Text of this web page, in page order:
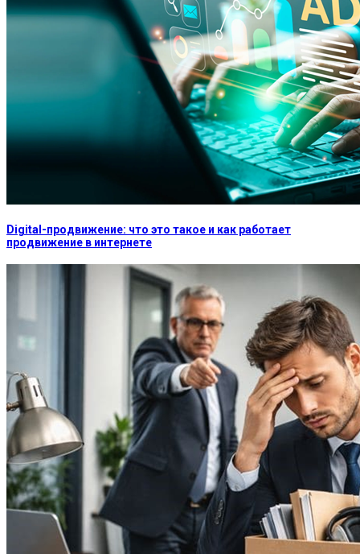
Digital-продвижение: что это такое и как работает
продвижение в интернете